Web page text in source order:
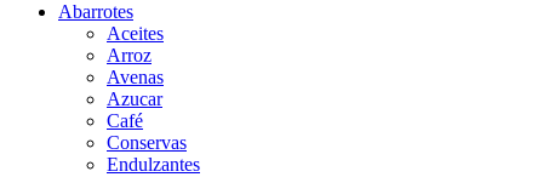
Abarrotes
Aceites
Arroz
Avenas
Azucar
Café
Conservas
Endulzantes